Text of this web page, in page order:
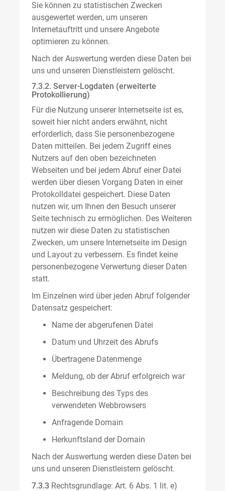
Sie können zu statistischen Zwecken
ausgewertet werden, um unseren
Internetauftritt und unsere Angebote
optimieren zu können.
Nach der Auswertung werden diese Daten bei
uns und unseren Dienstleistern gelöscht.
7.3.2. Server-Logdaten (erweiterte
Protokollierung)
Für die Nutzung unserer Internetseite ist es,
soweit hier nicht anders erwähnt, nicht
erforderlich, dass Sie personenbezogene
Daten mitteilen. Bei jedem Zugriff eines
Nutzers auf den oben bezeichneten
Webseiten und bei jedem Abruf einer Datei
werden über diesen Vorgang Daten in einer
Protokolldatei gespeichert. Diese Daten
nutzen wir, um Ihnen den Besuch unserer
Seite technisch zu ermöglichen. Des Weiteren
nutzen wir diese Daten zu statistischen
Zwecken, um unsere Internetseite im Design
und Layout zu verbessern. Es findet keine
personenbezogene Verwertung dieser Daten
statt.
Im Einzelnen wird über jeden Abruf folgender
Datensatz gespeichert:
Name der abgerufenen Datei
Datum und Uhrzeit des Abrufs
Übertragene Datenmenge
Meldung, ob der Abruf erfolgreich war
Beschreibung des Typs des
verwendeten Webbrowsers
Anfragende Domain
Herkunftsland der Domain
Nach der Auswertung werden diese Daten bei
uns und unseren Dienstleistern gelöscht.
7.3.3 Rechtsgrundlage: Art. 6 Abs. 1 lit. e)